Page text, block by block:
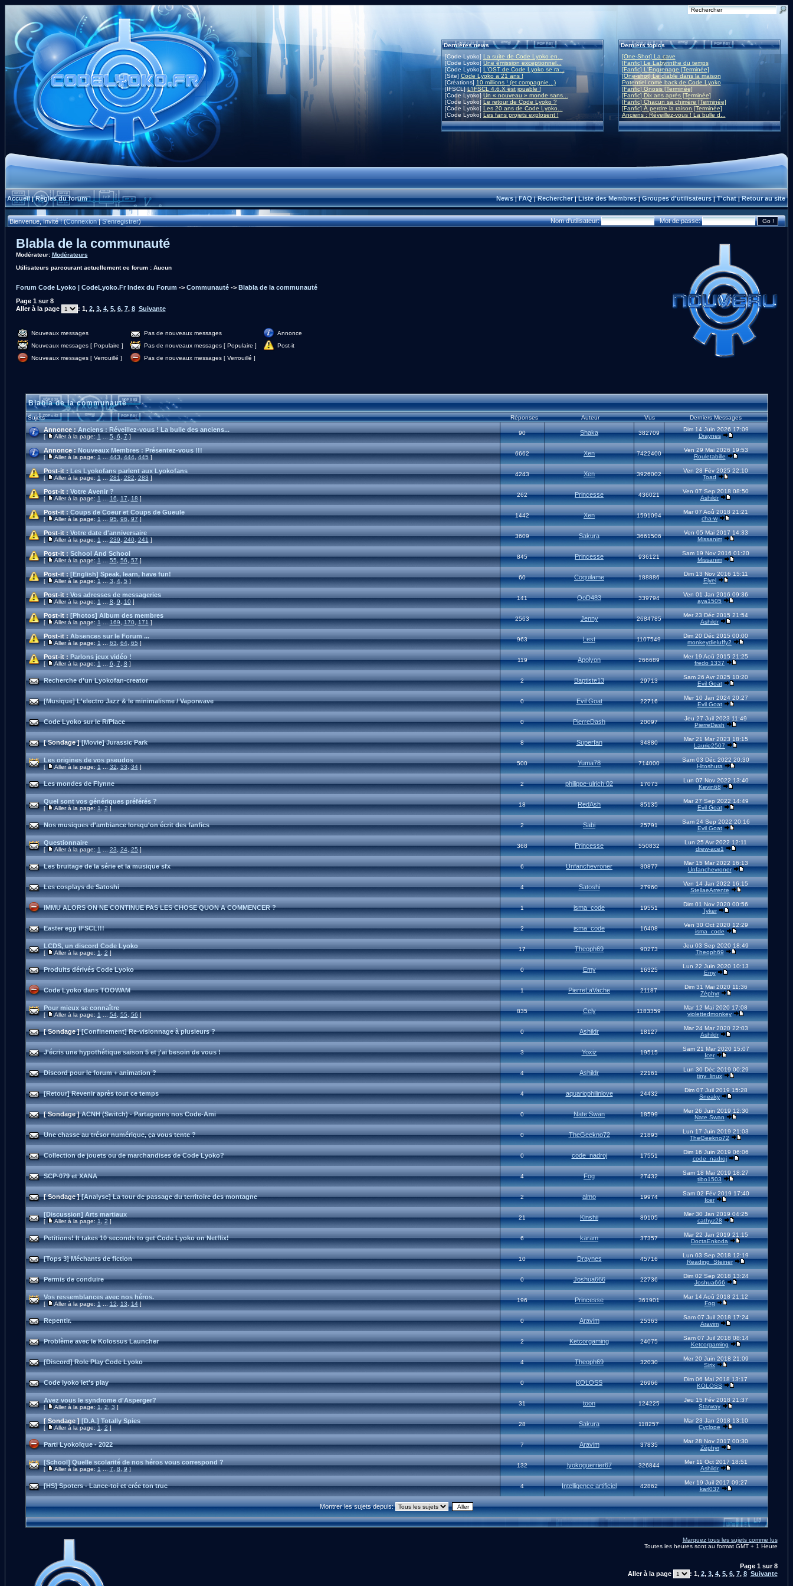
Dernières news
[Code Lyoko] La suite de Code Lyoko en...
[Code Lyoko]Une émission exceptionnel...
[Code Lyoko] L'OST de Code Lyoko se ra...
[Site] Code Lyoko a 21 ans !
[Créations] 10 millions ! (et compagnie...)
[IFSCL]L'IFSCL 4.6.X est jouable !
[Code Lyoko] Un « nouveau » monde sans...
[Code Lyoko] Le retour de Code Lyoko ?
[Code Lyoko] Les 20 ans de Code Lyoko...
[Code Lyoko] Les fans projets explosent !
Derniers topics
[One-Shot] La cave
[Fanfic] Le Labyrinthe du temps
[Fanfic] L'Engrenage [Terminée]
[One-shot] Le diable dans la maison
Potentiel come back de Code Lyoko
[Fanfic] Gnosis [Terminée]
[Fanfic] Dix ans après [Terminée]
[Fanfic] Chacun sa chimère [Terminée]
[Fanfic] À perdre la raison [Terminée]
Anciens : Réveillez-vous ! La bulle d...
Accueil|Règles du forum News|FAQ|Rechercher|Liste des Membres|Groupes d'utilisateurs|T'chat|Retour au site
Bienvenue, Invité ! (Connexion|S'enregistrer) Nom d'utilisateur: Mot de passe:
Blabla de la communauté
Modérateur: Modérateurs
Utilisateurs parcourant actuellement ce forum : Aucun
Forum Code Lyoko | CodeLyoko.Fr Index du Forum -> Communauté-> Blabla de la communauté
Page 1sur8
Aller à la page
: 1, 2, 3, 4, 5, 6, 7, 8 Suivante
Nouveaux messages Pas de nouveaux messages
Annonce
Nouveaux messages [ Populaire ]
Pas de nouveaux messages [ Populaire ]
Post-it
Nouveaux messages [ Verrouillé ]
Pas de nouveaux messages [ Verrouillé ]
Blabla de la communauté
Sujets Réponses Auteur Vus Derniers Messages
Annonce : Anciens : Réveillez-vous ! La bulle des anciens...
[ Aller à la page:1...5,6,7]
90 Shaka 382709
Dim 14 Juin 2026 17:09
Draynes
Annonce : Nouveaux Membres : Présentez-vous !!!
[ Aller à la page:1...443,444,445]
6662 Xen 7422400
Ven 29 Mai 2026 19:53
Rouletabille
Post-it : Les Lyokofans parlent aux Lyokofans
[ Aller à la page:1...281,282,283]
4243 Xen 3926002
Ven 28 Fév 2025 22:10
Toad
Post-it : Votre Avenir ?
[ Aller à la page:1...16,17,18]
262 Princesse 436021
Ven 07 Sep 2018 08:50
Ashildr
Post-it : Coups de Coeur et Coups de Gueule
[ Aller à la page:1...95,96,97]
1442 Xen 1591094
Mar 07 Aoû 2018 21:21
cha-w
Post-it : Votre date d'anniversaire
[ Aller à la page:1...239,240,241]
3609 Sakura 3661506
Ven 05 Mai 2017 14:33
Missanim
Post-it : School And School
[ Aller à la page:1...55,56,57]
845 Princesse 936121
Sam 19 Nov 2016 01:20
Missanim
Post-it : [English] Speak, learn, have fun!
[ Aller à la page:1...3,4,5]
60 Coquilame 188886
Dim 13 Nov 2016 15:11
Elyel
Post-it : Vos adresses de messageries
[ Aller à la page:1...8,9,10]
141 OoD483 339794
Ven 01 Jan 2016 09:36
aya1505
Post-it : [Photos] Album des membres
[ Aller à la page:1...169,170,171]
2563 Jenny 2684785
Mer 23 Déc 2015 21:54
Ashildr
Post-it : Absences sur le Forum ...
[ Aller à la page:1...63,64,65]
963 Lest 1107549
Dim 20 Déc 2015 00:00
monkeydieluffy2
Post-it : Parlons jeux vidéo !
[ Aller à la page:1...6,7,8]
119 Apolyon 266689
Mer 19 Aoû 2015 21:25
fredo 1337
Recherche d’un Lyokofan-creator 2 Baptiste13 29713
Sam 26 Avr 2025 10:20
Evil Goat
[Musique] L'electro Jazz & le minimalisme / Vaporwave 0 Evil Goat 22716
Mer 10 Jan 2024 20:27
Evil Goat
Code Lyoko sur le R/Place 0 PierreDash 20097
Jeu 27 Juil 2023 11:49
PierreDash
[ Sondage ] [Movie] Jurassic Park 8 Superfan 34880
Mar 21 Mar 2023 18:15
Laurie2507
Les origines de vos pseudos
[ Aller à la page:1...32,33,34]
500 Yuma78 714000
Sam 03 Déc 2022 20:30
Hitoshura
Les mondes de Flynne 2 philippe-ulrich 02 17073
Lun 07 Nov 2022 13:40
Kevin68
Quel sont vos génériques préférés ?
[ Aller à la page:1,2]
18 RedAsh 85135
Mar 27 Sep 2022 14:49
Evil Goat
Nos musiques d'ambiance lorsqu'on écrit des fanfics 2 Sabi 25791
Sam 24 Sep 2022 20:16
Evil Goat
Questionnaire
[ Aller à la page:1...23,24,25]
368 Princesse 550832
Lun 25 Avr 2022 12:11
drew-ace1
Les bruitage de la série et la musique sfx 6 Unfanchevroner 30877
Mar 15 Mar 2022 16:13
Unfanchevroner
Les cosplays de Satoshi 4 Satoshi 27960
Ven 14 Jan 2022 16:15
StellaeArrente
IMMU ALORS ON NE CONTINUE PAS LES CHOSE QUON A COMMENCER ? 1 isma_code 19551
Dim 01 Nov 2020 00:56
Tyker
Easter egg IFSCL!!! 2 isma_code 16408
Ven 30 Oct 2020 12:29
isma_code
LCDS, un discord Code Lyoko
[ Aller à la page:1,2]
17 Theoph69 90273
Jeu 03 Sep 2020 18:49
Theoph69
Produits dérivés Code Lyoko 0 Emy 16325
Lun 22 Juin 2020 10:13
Emy
Code Lyoko dans TOOWAM 1 PierreLaVache 21187
Dim 31 Mai 2020 11:36
Zéphyr
Pour mieux se connaître
[ Aller à la page:1...54,55,56]
835 Cely 1183359
Mar 12 Mai 2020 17:08
violettedmonkey
[ Sondage ] [Confinement] Re-visionnage à plusieurs ? 0 Ashildr 18127
Mar 24 Mar 2020 22:03
Ashildr
J'écris une hypothétique saison 5 et j'ai besoin de vous ! 3 Yoxiz 19515
Sam 21 Mar 2020 15:07
Icer
Discord pour le forum + animation ? 4 Ashildr 22161
Lun 30 Déc 2019 00:29
tiny_linux
[Retour] Revenir après tout ce temps 4 aquariophilinlove 24432
Dim 07 Juil 2019 15:28
Sneaky
[ Sondage ] ACNH (Switch) - Partageons nos Code-Ami 0 Nate Swan 18599
Mer 26 Juin 2019 12:30
Nate Swan
Une chasse au trésor numérique, ça vous tente ? 0 TheGeekno72 21893
Lun 17 Juin 2019 21:03
TheGeekno72
Collection de jouets ou de marchandises de Code Lyoko? 0 code_nadroj 17551
Dim 16 Juin 2019 06:06
code_nadroj
SCP-079 et XANA 4 Fog 27432
Sam 18 Mai 2019 18:27
tibo1503
[ Sondage ] [Analyse] La tour de passage du territoire des montagne 2 almo 19974
Sam 02 Fév 2019 17:40
Icer
[Discussion] Arts martiaux
[ Aller à la page:1,2]
21 Kinshii 89105
Mer 30 Jan 2019 04:25
cathyz28
Petitions! It takes 10 seconds to get Code Lyoko on Netflix! 6 karam 37357
Mar 22 Jan 2019 21:15
DoctaEnkoda
[Tops 3] Méchants de fiction 10 Draynes 45716
Lun 03 Sep 2018 12:19
Reading_Steiner
Permis de conduire 0 Joshua666 22736
Dim 02 Sep 2018 13:24
Joshua666
Vos ressemblances avec nos héros.
[ Aller à la page:1...12,13,14]
196 Princesse 361901
Mar 14 Aoû 2018 21:12
Fog
Repentir. 0 Aravim 25363
Sam 07 Juil 2018 17:24
Aravim
Problème avec le Kolossus Launcher 2 Ketcorgaming 24075
Sam 07 Juil 2018 08:14
Ketcorgaming
[Discord] Role Play Code Lyoko 4 Theoph69 32030
Mer 20 Juin 2018 21:09
Sirix
Code lyoko let's play 0 KOLOSS 26966
Dim 06 Mai 2018 13:17
KOLOSS
Avez vous le syndrome d'Asperger?
[ Aller à la page:1,2,3]
31 toon 124225
Jeu 15 Fév 2018 21:37
Starway
[ Sondage ] [D.A.] Totally Spies
[ Aller à la page:1,2]
28 Sakura 118257
Mar 23 Jan 2018 13:10
Cyclope
Parti Lyokoïque - 2022 7 Aravim 37835
Mar 28 Nov 2017 00:30
Zéphyr
[School] Quelle scolarité de nos héros vous correspond ?
[ Aller à la page:1...7,8,9]
132 lyokoguerrier67 326844
Mer 11 Oct 2017 18:51
Ashildr
[HS] Spoters - Lance-toi et crée ton truc 4 Intelligence artificiel 42862
Mer 19 Juil 2017 09:27
karl037
Montrer les sujets depuis:
Marquez tous les sujets comme lus
Toutes les heures sont au format GMT + 1 Heure
Page 1sur8
Aller à la page
: 1, 2, 3, 4, 5, 6, 7, 8 Suivante